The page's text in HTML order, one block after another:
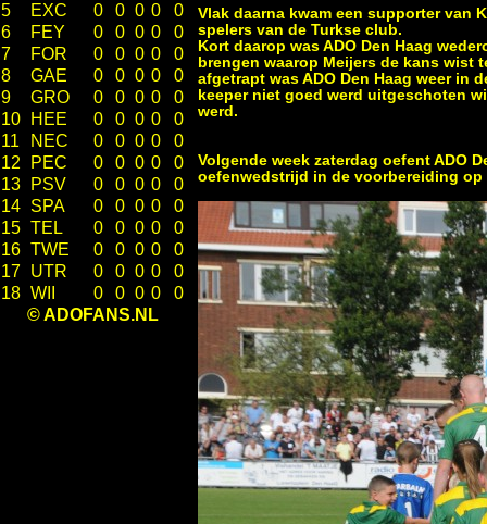
5
EXC 0 0 0 0
0
6
FEY 0 0 0 0
0
7
FOR 0 0 0 0
0
8
GAE 0 0 0 0
0
9
GRO 0 0 0 0
0
10
HEE 0 0 0 0
0
11
NEC 0 0 0 0
0
12
PEC 0 0 0 0
0
13
PSV 0 0 0 0
0
14 SPA 0 0 0 0
0
15 TEL 0 0 0 0
0
16 TWE 0 0 0 0
0
17 UTR 0 0 0 0
0
18 WII 0 0 0 0
0
© ADOFANS.NL
Vlak daarna kwam een supporter van
spelers van de Turkse club.
Kort daarop was ADO Den Haag
brengen waarop Meijers de kans wist
afgetrapt was ADO Den Haag weer in
keeper niet goed werd uitgeschoten
werd.
Volgende week zaterdag oefent ADO
oefenwedstrijd in de voorbereiding op